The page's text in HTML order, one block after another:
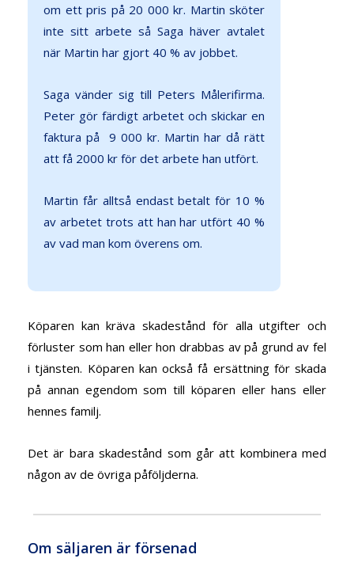
om ett pris på 20 000 kr. Martin sköter
inte sitt arbete så Saga häver avtalet
när Martin har gjort 40 % av jobbet.
Saga vänder sig till Peters Målerifirma.
Peter gör färdigt arbetet och skickar en
faktura på 9 000 kr. Martin har då rätt
att få 2000 kr för det arbete han utfört.
Martin får alltså endast betalt för 10 %
av arbetet trots att han har utfört 40 %
av vad man kom överens om.
Köparen kan kräva skadestånd för alla utgifter och
förluster som han eller hon drabbas av på grund av fel
i tjänsten. Köparen kan också få ersättning för skada
på annan egendom som till köparen eller hans eller
hennes familj.
Det är bara skadestånd som går att kombinera med
någon av de övriga påföljderna.
Om säljaren är försenad